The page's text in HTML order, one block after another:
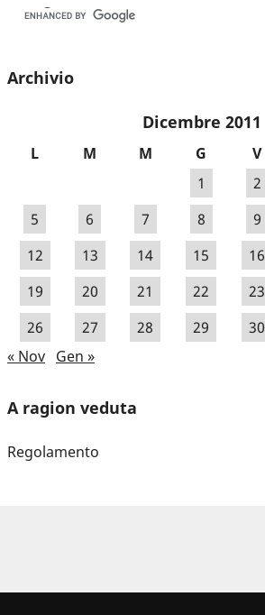
Archivio
Dicembre 2011
L M M G V
1
2
5
6 7 8 9
12
13 14 15 16
19
20 21 22 23
26
27 28 29 30
« Nov Gen »
A ragion veduta
Regolamento